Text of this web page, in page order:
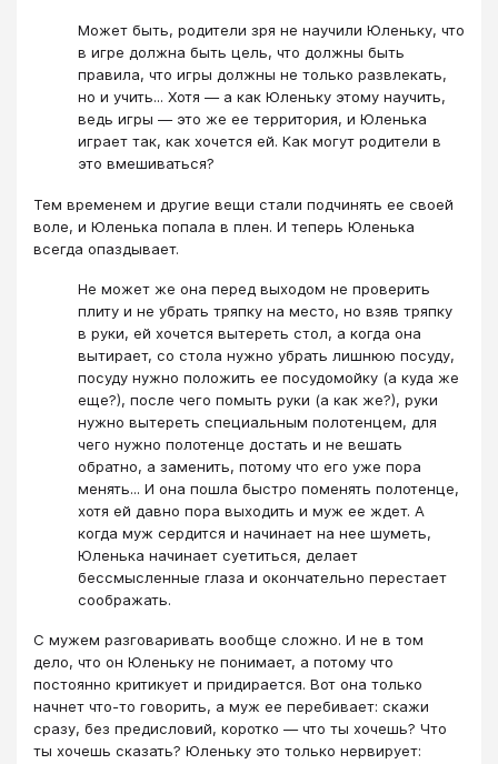
Может быть, родители зря не научили Юленьку, что
в игре должна быть цель, что должны быть
правила, что игры должны не только развлекать,
но и учить... Хотя ― а как Юленьку этому научить,
ведь игры ― это же ее территория, и Юленька
играет так, как хочется ей. Как могут родители в
это вмешиваться?
Тем временем и другие вещи стали подчинять ее своей
воле, и Юленька попала в плен. И теперь Юленька
всегда опаздывает.
Не может же она перед выходом не проверить
плиту и не убрать тряпку на место, но взяв тряпку
в руки, ей хочется вытереть стол, а когда она
вытирает, со стола нужно убрать лишнюю посуду,
посуду нужно положить ее посудомойку (а куда же
еще?), после чего помыть руки (а как же?), руки
нужно вытереть специальным полотенцем, для
чего нужно полотенце достать и не вешать
обратно, а заменить, потому что его уже пора
менять... И она пошла быстро поменять полотенце,
хотя ей давно пора выходить и муж ее ждет. А
когда муж сердится и начинает на нее шуметь,
Юленька начинает суетиться, делает
бессмысленные глаза и окончательно перестает
соображать.
С мужем разговаривать вообще сложно. И не в том
дело, что он Юленьку не понимает, а потому что
постоянно критикует и придирается. Вот она только
начнет что-то говорить, а муж ее перебивает: скажи
сразу, без предисловий, коротко ― что ты хочешь? Что
ты хочешь сказать? Юленьку это только нервирует: